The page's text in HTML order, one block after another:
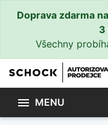
Doprava zdarma
3
Všechny
 MENU